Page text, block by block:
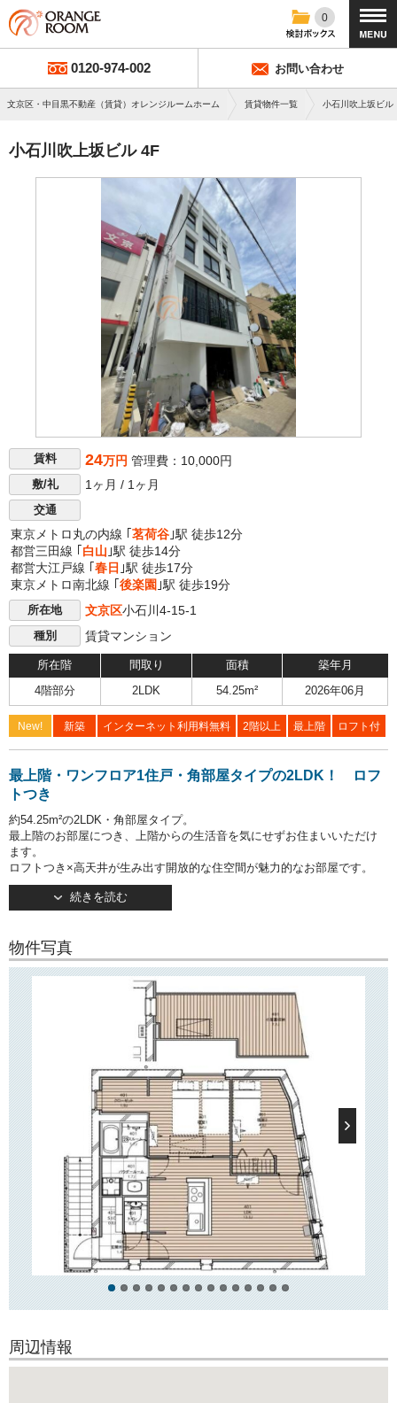
0
0120-974-002 お問い合わせ
文京区・中目黒不動産（賃貸）オレンジルームホーム 賃貸物件一覧 小石川吹上坂ビル
小石川吹上坂ビル 4F
賃料 24万円 管理費：10,000円
敷/礼 1ヶ月 / 1ヶ月
交通
東京メトロ丸の内線 ｢ 茗荷谷 ｣駅 徒歩12分
都営三田線 ｢ 白山 ｣駅 徒歩14分
都営大江戸線 ｢ 春日 ｣駅 徒歩17分
東京メトロ南北線 ｢ 後楽園 ｣駅 徒歩19分
所在地 文京区小石川4-15-1
種別 賃貸マンション
所在階 間取り 面積 築年月
4階部分 2LDK 54.25m² 2026年06月
New! 新築 インターネット利用料無料 2階以上 最上階 ロフト付
最上階・ワンフロア1住戸・角部屋タイプの2LDK！ ロフ
トつき
約54.25m²の2LDK・角部屋タイプ。
最上階のお部屋につき、上階からの生活音を気にせずお住まいいただけ
ます。
ロフトつき×高天井が生み出す開放的な住空間が魅力的なお部屋です。
追い焚き式バスや浴室乾燥機、独立洗面台など、水回り充実のお部屋で
主寝室には約1.9帖分のクローゼットが用意されています。
また、主寝室からロフト（約7.1帖）に上がれます。
全居室にエアコン設置済み！
文京区小石川4丁目の賃貸マンション「小石川吹上坂ビル」。
東京メトロ丸ノ内線「茗荷谷」駅徒歩12分。
都営三田線「白山」駅徒歩14分。
「播磨坂」から一本入った閑静な住宅街に佇む賃貸マンションです。
2026年6月竣工・地上4階建て。
ワンフロア1住戸の贅沢なプライベート設計！
インターネット無料 で月々の通信費を節約可能です！
○周辺環境○
「小石川吹上坂ビル」は桜並木で有名な「播磨坂」から一本入った住宅
街に位置し、
近隣にはコンビニやスーパー「三徳」「まいばすけっと」がございま
また、徒歩2分の立地に大型都市型スーパーが出店予定です！
続きを読む
物件写真
周辺情報